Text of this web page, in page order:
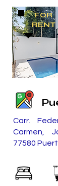
FOR
RENT
Carr.
Carmen,
77580